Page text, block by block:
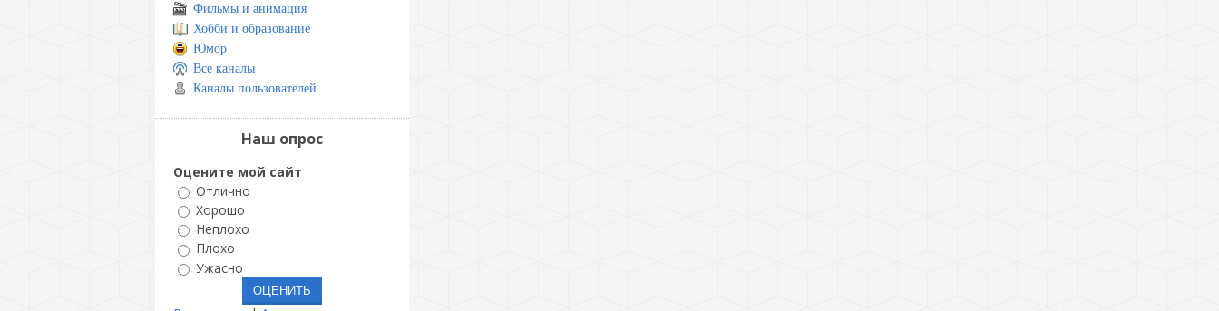
Фильмы и анимация
Хобби и образование
Юмор
Все каналы
Каналы пользователей
Наш опрос
Оцените мой сайт
Отлично
Хорошо
Неплохо
Плохо
Ужасно